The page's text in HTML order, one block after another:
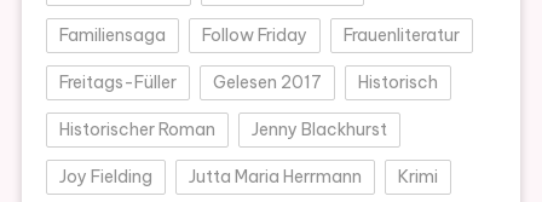
Familiensaga Follow Friday Frauenliteratur
Freitags-Füller Gelesen 2017 Historisch
Historischer Roman Jenny Blackhurst
Joy Fielding Jutta Maria Herrmann Krimi